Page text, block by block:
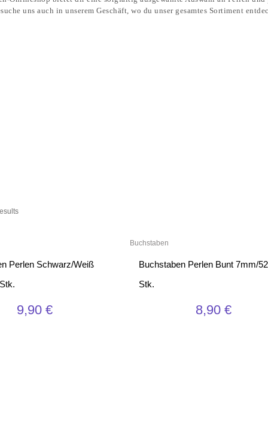
Perlen Schwarz/Weiß
9,90 €
Buchstaben
Buchstaben Perlen Bunt 7mm/
Stk.
8,90 €